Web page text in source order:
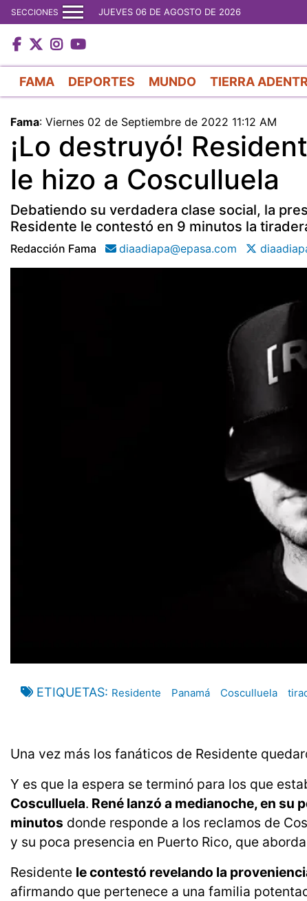
SECCIONES JUEVES 06 DE AGOSTO DE 2026
FAMA DEPORTES MUNDO TIERRA
Fama: Viernes 02 de Septiembre de 2022 11:12 AM
¡Lo destruyó!
le hizo a Cosculluela
Debatiendo su verdadera clase social, la
Residente le contestó en 9 minutos la
Redacción Fama diaadiapa@epasa.com
ETIQUETAS Residente Panamá Cosculluela
Una vez más los fanáticos de Residente
Y es que la espera se terminó para los que
Cosculluela. René lanzó a medianoche, en su
minutos donde responde a los reclamos de
y su poca presencia en Puerto Rico, que
Residente le contestó revelando la
afirmando que pertenece a una familia